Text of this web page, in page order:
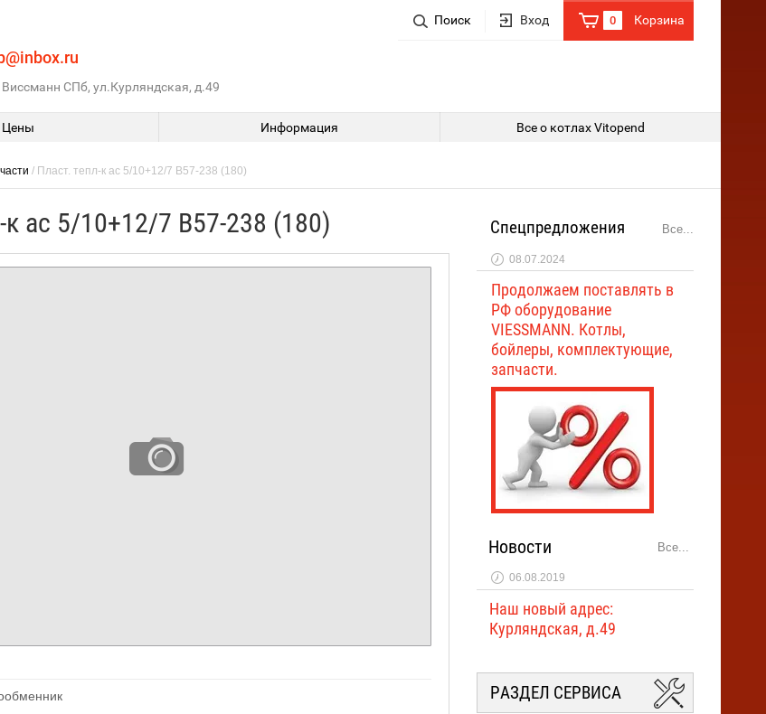
СПб, ул.Курляндская, д.49
0
Корзина
Вход
Поиск
Поиск по параметрам
Производитель:
Спецпредложение:
Найти товар
Цены Информация Все о котлах Vitopend
/ Пласт. тепл-к ac 5/10+12/7 B57-238 (180)
к ac 5/10+12/7 B57-238 (180) Спецпредложения Все...
08.07.2024
Продолжаем поставлять в
РФ оборудование
VIESSMANN. Котлы,
бойлеры, комплектующие,
запчасти.
Новости Все...
06.08.2019
Наш новый адрес:
Курляндская, д.49
РАЗДЕЛ СЕРВИСА